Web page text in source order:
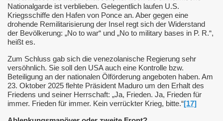
Nationalgarde ist verblieben. Gelegentlich laufen U.S.
Kriegsschiffe den Hafen von Ponce an. Aber gegen eine
drohende Remilitarisierung der Insel regt sich der Widerstand
der Bevölkerung: „No to war“ und „No to military bases in P. R.“,
heißt es.
Zum Schluss gab sich die venezolanische Regierung sehr
versöhnlich. Sie soll den USA auch eine Kontrolle bzw.
Beteiligung an der nationalen Ölförderung angeboten haben. Am
23. Oktober 2025 flehte Präsident Maduro um den Erhalt des
Friedens und seiner Herrschaft: „Ja, Frieden. Ja, Frieden für
immer. Frieden für immer. Kein verrückter Krieg, bitte.“[17]